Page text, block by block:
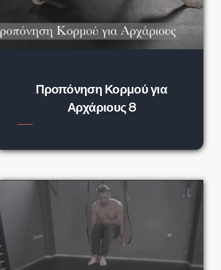
Προπόνηση Κορμού για
Αρχάριους 8